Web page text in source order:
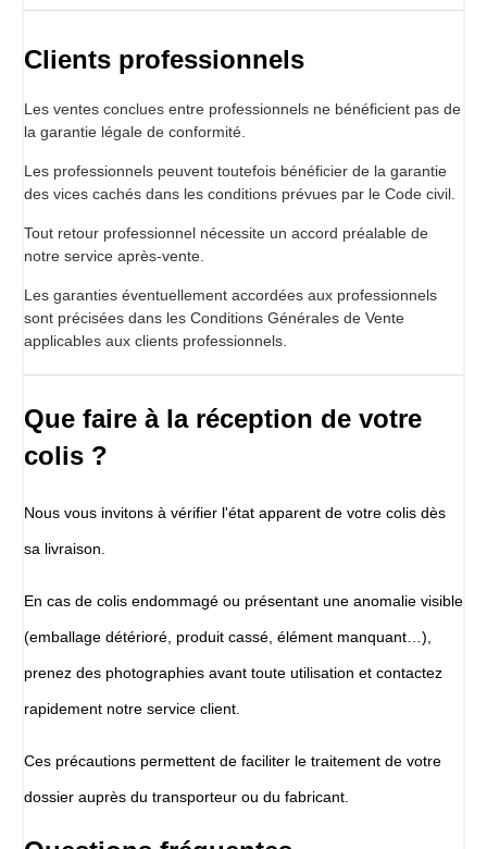
Clients professionnels
Les ventes conclues entre professionnels ne bénéficient pas de
la garantie légale de conformité.
Les professionnels peuvent toutefois bénéficier de la garantie
des vices cachés dans les conditions prévues par le Code civil.
Tout retour professionnel nécessite un accord préalable de
notre service après-vente.
Les garanties éventuellement accordées aux professionnels
sont précisées dans les Conditions Générales de Vente
applicables aux clients professionnels.
Que faire à la réception de votre
colis ?
Nous vous invitons à vérifier l'état apparent de votre colis dès
sa livraison.
En cas de colis endommagé ou présentant une anomalie visible
(emballage détérioré, produit cassé, élément manquant…),
prenez des photographies avant toute utilisation et contactez
rapidement notre service client.
Ces précautions permettent de faciliter le traitement de votre
dossier auprès du transporteur ou du fabricant.